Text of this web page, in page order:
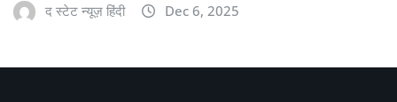
द स्टेट न्यूज़ हिंदी Dec 6, 2025